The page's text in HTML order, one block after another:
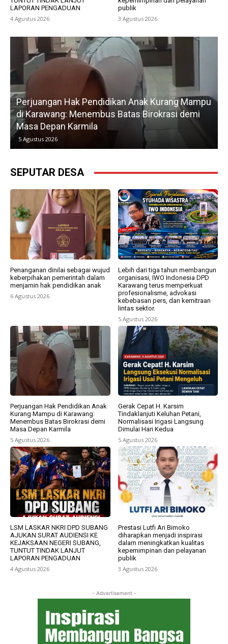
LAPORAN PENGADUAN
4 Agustus 2026
publik
3 Agustus 2026
Perjuangan Hak Pendidikan Anak Kurang Mampu
di Karawang: Menembus Batas Birokrasi demi
Masa Depan Karmila
5 Agustus 2026
SEPUTAR DESA
Penanganan dinilai sebagai wujud
keberpihakan pemerintah dalam
menjamin hak pendidikan anak
6 Agustus 2026
Lebih dari tiga tahun membangun
organisasi, IWO Indonesia DPD
Karawang terus memperkuat
profesionalisme, advokasi
kebebasan pers, dan kemitraan
lintas sektor.
5 Agustus 2026
Perjuangan Hak Pendidikan Anak
Kurang Mampu di Karawang:
Menembus Batas Birokrasi demi
Masa Depan Karmila
5 Agustus 2026
Gerak Cepat H. Karsim
Tindaklanjuti Keluhan Petani,
Normalisasi Irigasi Langsung
Dimulai Hari Kedua
5 Agustus 2026
LSM LASKAR NKRI DPD SUBANG
AJUKAN SURAT AUDIENSI KE
KEJAKSAAN NEGERI SUBANG,
TUNTUT TINDAK LANJUT
LAPORAN PENGADUAN
4 Agustus 2026
Prestasi Lutfi Ari Bimoko
diharapkan menjadi inspirasi
dalam meningkatkan kualitas
kepemimpinan dan pelayanan
publik
3 Agustus 2026
- Advertisement -